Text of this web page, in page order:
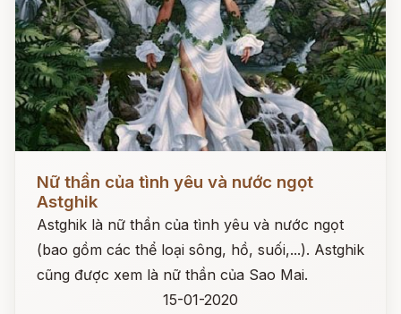
Nữ thần của tình yêu và nước ngọt
Astghik
Astghik là nữ thần của tình yêu và nước ngọt
(bao gồm các thể loại sông, hồ, suối,...). Astghik
cũng được xem là nữ thần của Sao Mai.
15-01-2020